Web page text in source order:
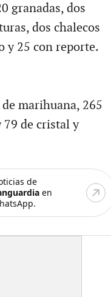
granadas, dos
dos chalecos
y 25 con reporte.
marihuana, 265
79 de cristal y
de
en